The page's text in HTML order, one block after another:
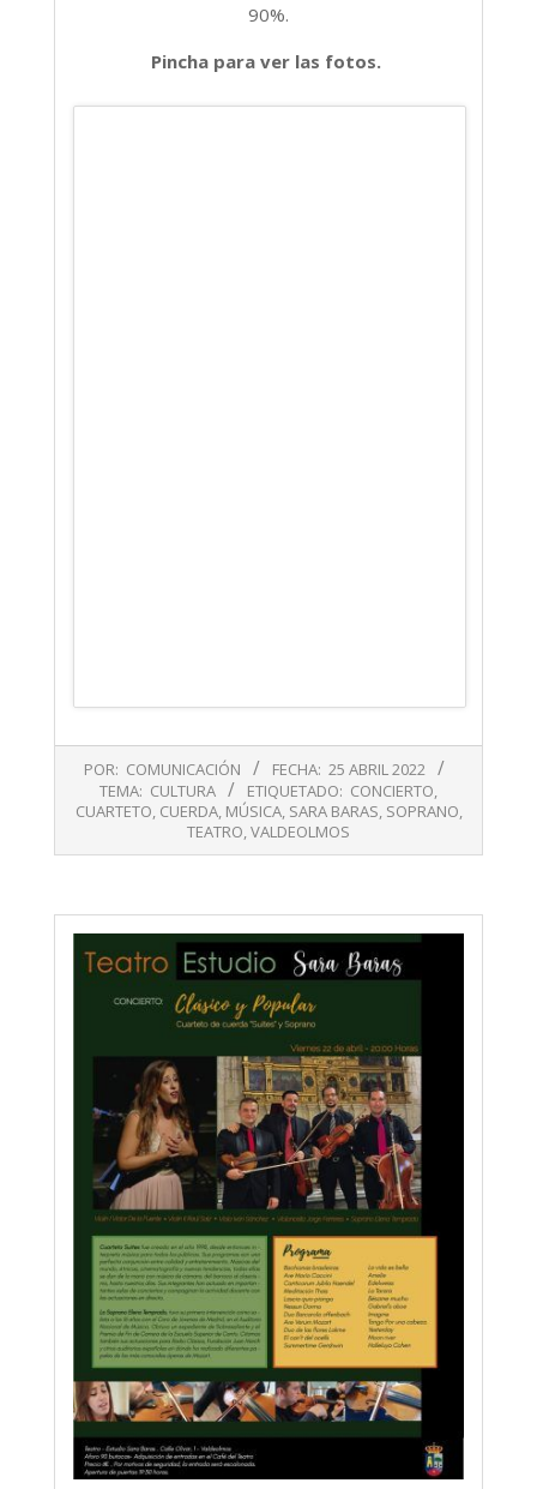
90%.
Pincha para ver las fotos.
POR: COMUNICACIÓN FECHA: 25 ABRIL 2022
TEMA: CULTURA ETIQUETADO: CONCIERTO,
CUARTETO, CUERDA, MÚSICA, SARA BARAS, SOPRANO,
TEATRO,VALDEOLMOS